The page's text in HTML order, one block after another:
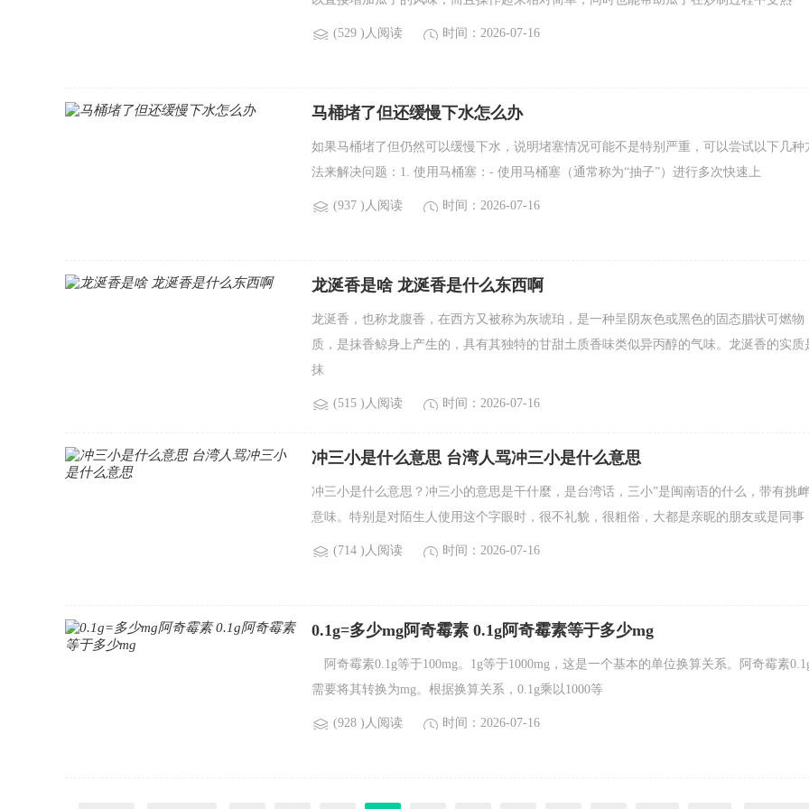
(529 )人阅读 时间：2026-07-16
马桶堵了但还缓慢下水怎么办
如果马桶堵了但仍然可以缓慢下水，说明堵塞情况可能不是特别严重，可以尝试以下几种
法来解决问题：1. 使用马桶塞：- 使用马桶塞（通常称为“抽子”）进行多次快速上
(937 )人阅读 时间：2026-07-16
龙涎香是啥 龙涎香是什么东西啊
龙涎香，也称龙腹香，在西方又被称为灰琥珀，是一种呈阴灰色或黑色的固态腊状可燃物
质，是抹香鲸身上产生的，具有其独特的甘甜土质香味类似异丙醇的气味。龙涎香的实质
抹
(515 )人阅读 时间：2026-07-16
冲三小是什么意思 台湾人骂冲三小是什么意思
冲三小是什么意思？冲三小的意思是干什麼，是台湾话，三小”是闽南语的什么，带有挑
意味。特别是对陌生人使用这个字眼时，很不礼貌，很粗俗，大都是亲昵的朋友或是同事
(714 )人阅读 时间：2026-07-16
0.1g=多少mg阿奇霉素 0.1g阿奇霉素等于多少mg
阿奇霉素0.1g等于100mg。1g等于1000mg，这是一个基本的单位换算关系。阿奇霉素
需要将其转换为mg。根据换算关系，0.1g乘以1000等
(928 )人阅读 时间：2026-07-16